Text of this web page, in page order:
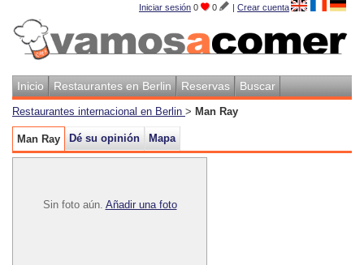
Iniciar sesión 0 0 | Crear cuenta
Inicio Restaurantes en Berlin Reservas Buscar
Restaurantes internacional en Berlin > Man Ray
Man Ray Dé su opinión Mapa
Sin foto aún. Añadir una foto